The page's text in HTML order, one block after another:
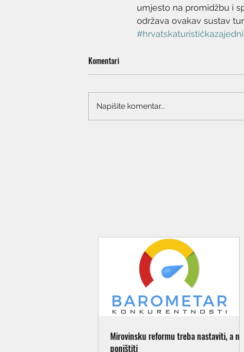
umjesto na promidžbu i
održava ovakav sustav
Komentari
Napišite komentar...
Mirovinsku reformu treba nastaviti, a ne
poništiti